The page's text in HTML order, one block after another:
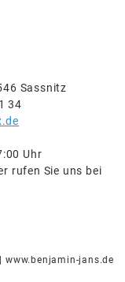
Sassnitz
34
Uhr
rufen Sie uns bei
jans.de